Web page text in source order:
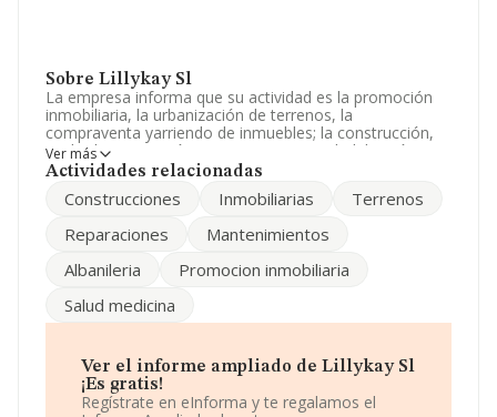
Sobre Lillykay Sl
La empresa informa que su actividad es la promoción
inmobiliaria, la urbanización de terrenos, la
compraventa yarriendo de inmuebles; la construcción,
acabado, reparación, mantenimiento, rehabilitación y
conservación de edificaciones y obras civiles, albañilería
dichas actividade. La sociedad está inscrita en el
actividad CNAE es '%cnae%' con código 6812. La
del teléfono 971406739.
domicilio fiscal en Calle Sindicat núm. 69 7, (07002),
Palma, provincia de Isles Baleares, Islas Baleares.
Ver más
Actividades relacionadas
Construcciones Inmobiliarias
Terrenos
Reparaciones
Mantenimientos
Albanileria
Promocion inmobiliaria
Salud medicina
Ver el informe ampliado de Lillykay Sl
¡Es gratis!
Regístrate en eInforma y te regalamos el